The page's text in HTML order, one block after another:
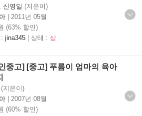
신영일 (지은이)
| 2011년 05월
(63% 할인)
jina345 | 상태 : 상
중고] [중고] 푸름이 엄마의 육아
(지은이)
| 2007년 08월
(60% 할인)